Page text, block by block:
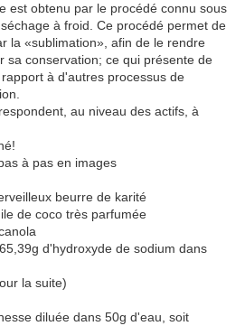
est obtenu par le procédé connu sous
séchage à froid Ce procédé permet de
la «sublimation» , afin de le rendre
sa conservation; ce qui présente de
à d'autres processus de
au niveau des actifs, à
à pas en images
beurre de karité
de coco très parfumée
d'hydroxyde de sodium dans
la suite)
diluée dans 50g d'eau, soit